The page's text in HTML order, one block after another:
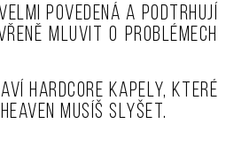
povedená a podtrhují
mluvit o problémech
hardcore kapely, které
musíš slyšet.